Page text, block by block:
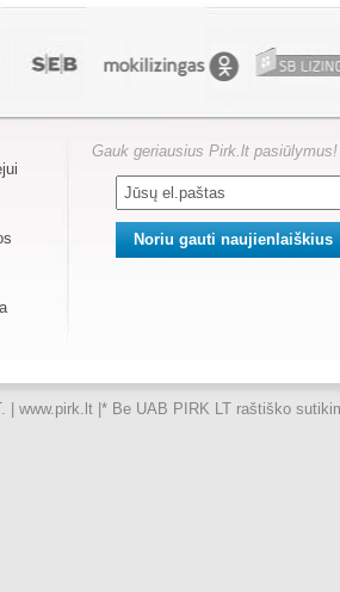
Gauk geriausius Pirk.lt pasiūlymus!
www.pirk.lt | * Be UAB PIRK LT raštiško